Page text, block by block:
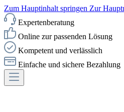
Zum Hauptinhalt springen Zur
Expertenberatung
Online zur passenden Lösung
Kompetent und verlässlich
Einfache und sichere Bezahlung